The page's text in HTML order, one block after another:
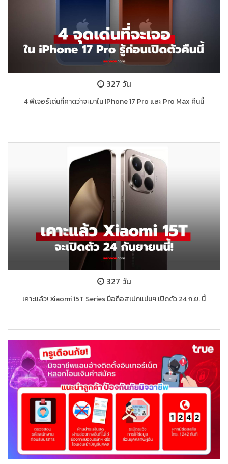
327 วัน
4 ฟีเจอร์เด่นที่คาดว่าจะมาใน IPhone 17 Pro และ Pro Max คืนนี้
327 วัน
เคาะแล้ว! Xiaomi 15T Series มือถือสเปกแน่นๆ เปิดตัว 24 ก.ย. นี้